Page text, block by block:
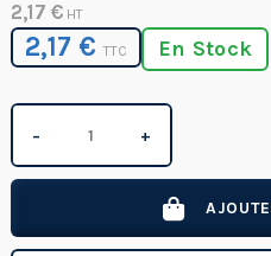
En Stock
2,17 € HT
2,17 €TTC
− +